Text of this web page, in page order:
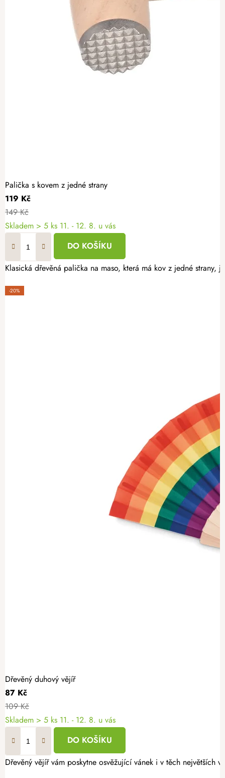
Palička s kovem z jedné strany
119 Kč
149 Kč
Skladem > 5 ks 11. - 12. 8. u vás
DO KOŠÍKU
Klasická dřevěná palička na maso, která má kov z jedné
-20%
Dřevěný duhový vějíř
87 Kč
109 Kč
Skladem > 5 ks 11. - 12. 8. u vás
DO KOŠÍKU
Dřevěný vějíř vám poskytne osvěžující vánek i v těch největších